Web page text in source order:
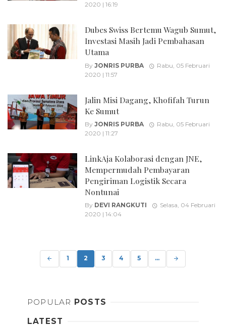
2020 | 16:19
Dubes Swiss Bertemu Wagub Sumut,
Investasi Masih Jadi Pembahasan
Utama
By JONRIS PURBA
Rabu, 05 Februari
2020 | 11:57
Jalin Misi Dagang, Khofifah Turun
Ke Sumut
By JONRIS PURBA
Rabu, 05 Februari
2020 | 11:27
LinkAja Kolaborasi dengan JNE,
Mempermudah Pembayaran
Pengiriman Logistik Secara
Nontunai
By DEVI RANGKUTI
Selasa, 04 Februari
2020 | 14:04
navigation
1 2 3 4 5 ...
POPULAR POSTS
LATEST